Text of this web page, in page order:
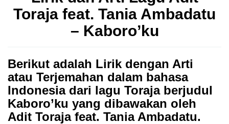
Toraja feat. Tania Ambadatu
– Kaboro’ku
Berikut adalah Lirik dengan Arti
atau Terjemahan dalam bahasa
Indonesia dari lagu Toraja berjudul
Kaboro’ku yang dibawakan oleh
Adit Toraja feat. Tania Ambadatu.